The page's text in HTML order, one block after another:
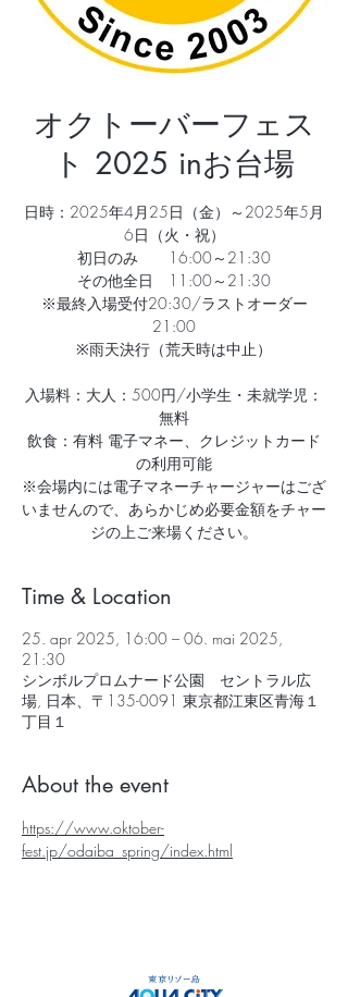
オクトーバーフェス
ト 2025 inお台場
日時：2025年4月25日（金）～2025年5月
6日（火・祝）
初日のみ 16:00～21:30
その他全日 11:00～21:30
※最終入場受付20:30/ラストオーダー
21:00
※雨天決行（荒天時は中止）
入場料：大人：500円/小学生・未就学児：
無料
飲食：有料 電子マネー、クレジットカード
の利用可能
※会場内には電⼦マネーチャージャーはござ
いませんので、あらかじめ必要⾦額をチャー
ジの上ご来場ください。
Time & Location
25. apr 2025, 16:00 – 06. mai 2025,
21:30
シンボルプロムナード公園 セントラル広
場, 日本、〒135-0091 東京都江東区青海１
丁目１
About the event
https://www.oktober-
fest.jp/odaiba_spring/index.html